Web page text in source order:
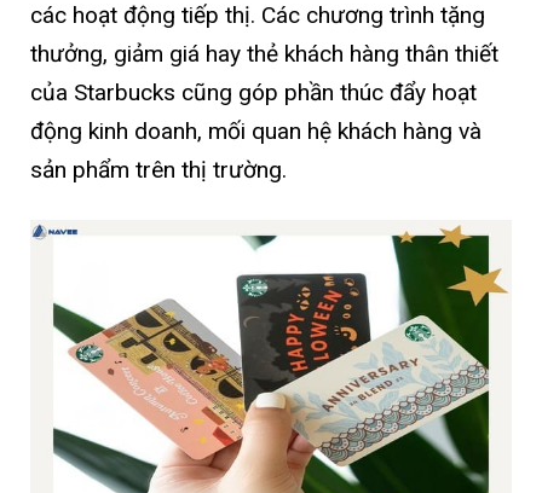
các hoạt động tiếp thị. Các chương trình tặng
thưởng, giảm giá hay thẻ khách hàng thân thiết
của Starbucks cũng góp phần thúc đẩy hoạt
động kinh doanh, mối quan hệ khách hàng và
sản phẩm trên thị trường.